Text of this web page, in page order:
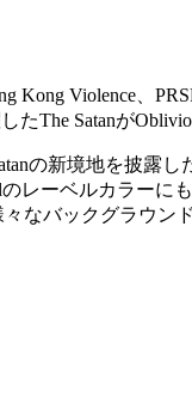
Kong Violence
The Satanが
の新境地を披露
レーベルカラーに
なバックグラウ